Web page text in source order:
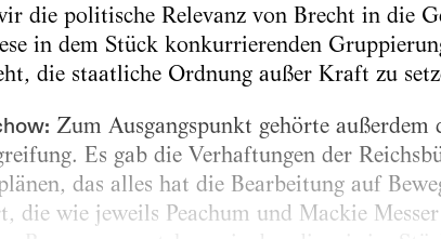
die politische Relevanz von Brecht in die
in dem Stück konkurrierenden
die staatliche Ordnung außer Kraft zu
Zum Ausgangspunkt gehörte
Es gab die Verhaftungen der
das alles hat die Bearbeitung auf
die wie jeweils Peachum und Mackie